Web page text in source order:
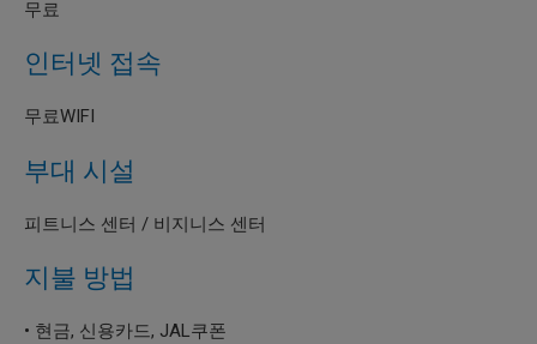
무료
인터넷 접속
무료WIFI
부대 시설
피트니스 센터 / 비지니스 센터
지불 방법
• 현금, 신용카드, JAL쿠폰